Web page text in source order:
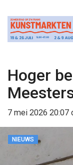
Hoger
7 mei 2026 20:07
NIEUWS